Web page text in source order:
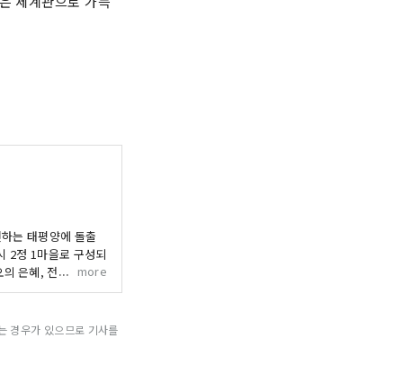
는 태평양에 돌출
2정 1마을로 구성되
은혜, 전국에서도
more
경우가 있으므로 기사를